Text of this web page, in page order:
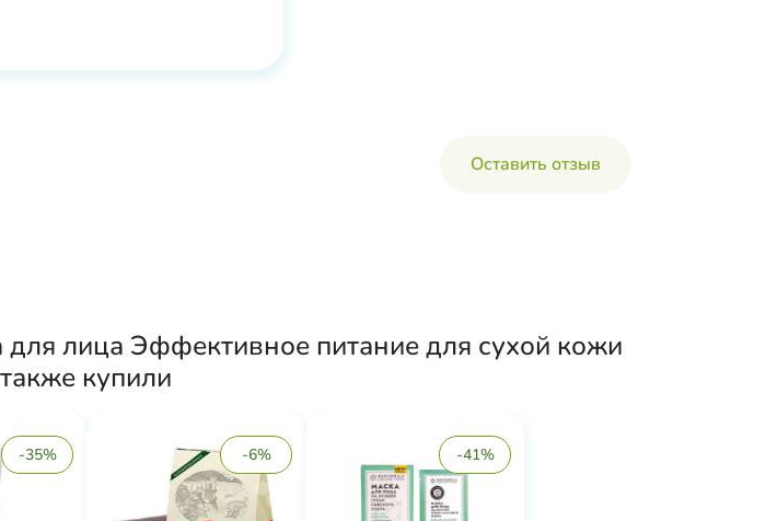
Оставить отзыв
лица Эффективное питание для сухой кожи
купили
-35% -6% -41%